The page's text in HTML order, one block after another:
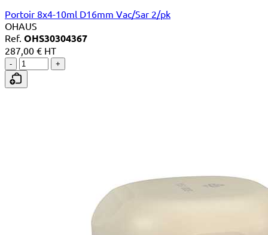
Portoir 8x4-10ml D16mm Vac/Sar 2/pk
OHAUS
Ref. OHS30304367
287,00 € HT
- +